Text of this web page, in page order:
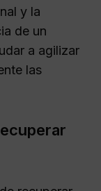
y la
de un
a agilizar
las